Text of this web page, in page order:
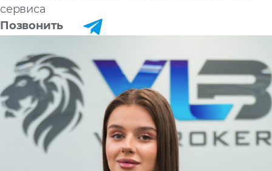
сервиса
Позвонить